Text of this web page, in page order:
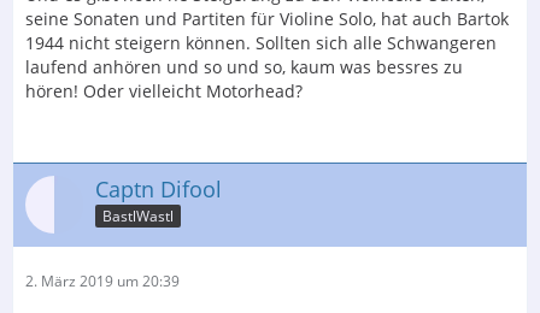
seine Sonaten und Partiten für Violine Solo, hat auch Bartok
1944 nicht steigern können. Sollten sich alle Schwangeren
laufend anhören und so und so, kaum was bessres zu
hören! Oder vielleicht Motorhead?
Captn Difool
BastlWastl
2. März 2019 um 20:39